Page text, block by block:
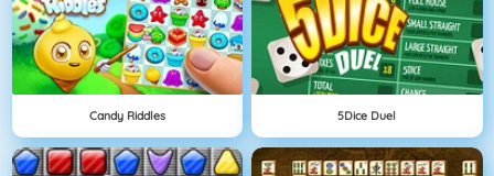
Candy Riddles 5Dice Duel